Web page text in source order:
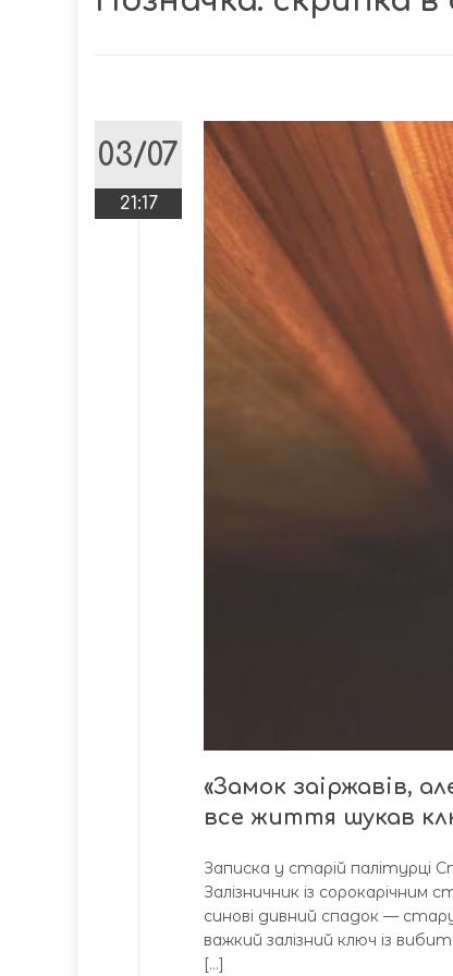
03/07
21:17
«Замок заіржавів,
все життя шукав
Записка у старій
Залізничник із
синові дивний спадок —
важкий залізний ключ із
[…]